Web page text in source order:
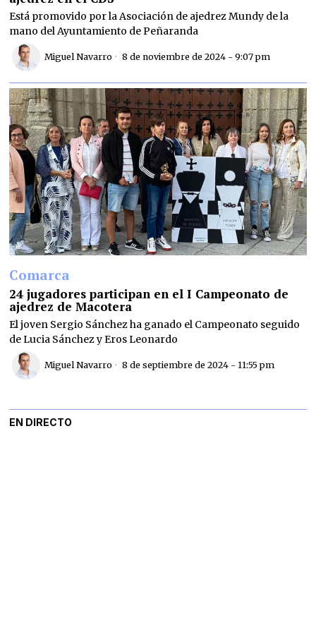
Está promovido por la Asociación de ajedrez Mundy de la
mano del Ayuntamiento de Peñaranda
Miguel Navarro 8 de noviembre de 2024 - 9:07 pm
Comarca
24 jugadores participan en el I Campeonato de
ajedrez de Macotera
El joven Sergio Sánchez ha ganado el Campeonato seguido
de Lucia Sánchez y Eros Leonardo
Miguel Navarro 8 de septiembre de 2024 - 11:55 pm
EN DIRECTO